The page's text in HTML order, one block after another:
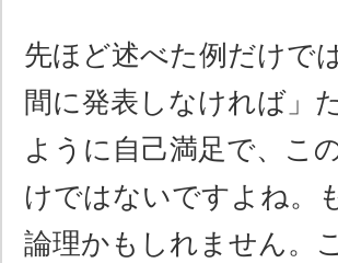
先ほど述べた例だけで
間に発表しなければ」
ように自己満足で、こ
けではないですよね。
論理かもしれません。